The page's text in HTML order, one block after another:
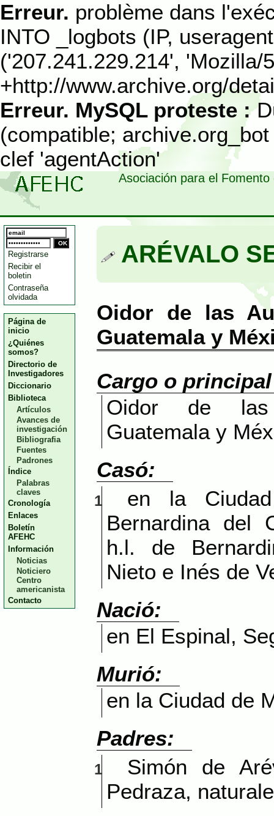
Erreur. problème dans
INTO _logbots (IP,
('207.241.229.214',
+http://www.archive.org/
Erreur. MySQL proteste :
(compatible;
clef 'agentAction'
Asociación para el
Registrarse
Recibir el
boletin
Contraseña
olvidada
Página de
inicio
¿Quiénes
somos?
Directorio de
Investigadores
Diccionario
Biblioteca
Artículos
Avances de
investigación
Bibliografia
Fuentes
Padrones
Índice
Palabras
claves
Cronología
Enlaces
Boletín
AFEHC
Información
Noticias
Noticiero
Centro
americanista
Contacto
ARÉVALO
Oidor de las
Guatemala y
Cargo o
Oidor de las
Guatemala y
Casó:
1
en la
Bernardina del
h.l. de
Nieto e Inés de
Nació:
en El Espinal,
Murió:
en la Ciudad de
Padres:
1
Simón de
Pedraza,